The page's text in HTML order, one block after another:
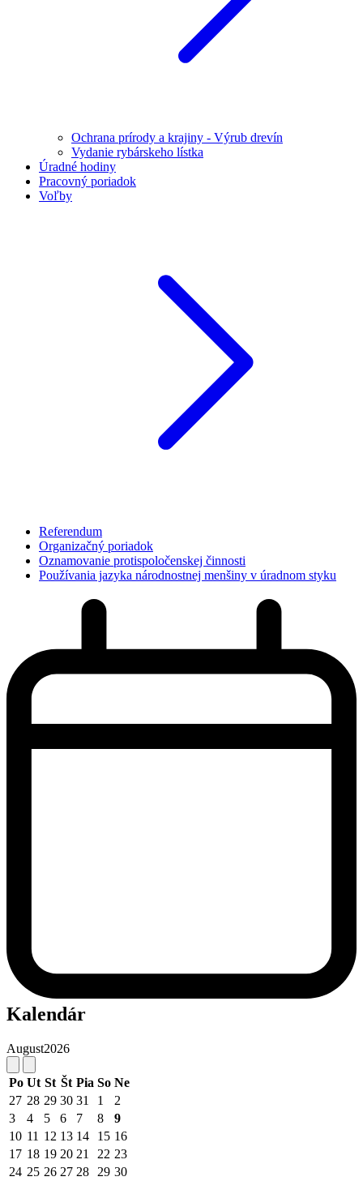
Ochrana prírody a krajiny - Výrub drevín
Vydanie rybárskeho lístka
Úradné hodiny
Pracovný poriadok
Voľby
Referendum
Organizačný poriadok
Oznamovanie protispoločenskej činnosti
Používania jazyka národnostnej menšiny v úradnom styku
Kalendár
August2026
Po Ut St Št Pia So Ne
27 28 29 30 31 1
2
3
4 5 6 7 8
9
10 11 12 13 14 15 16
17 18 19 20 21 22 23
24 25 26 27 28 29 30